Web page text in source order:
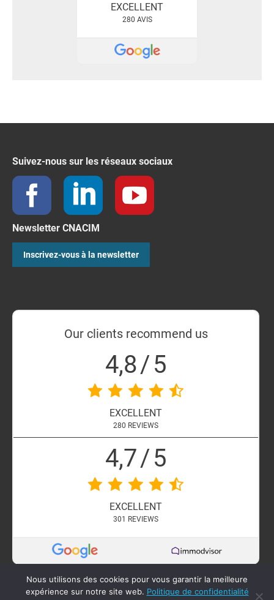
EXCELLENT
280 AVIS
Suivez-nous sur les réseaux sociaux
Newsletter CNACIM
Inscrivez-vous à la newsletter
Our clients recommend us
4,8/5
EXCELLENT
280 REVIEWS
4,7/5
EXCELLENT
301 REVIEWS
Nous utilisons des cookies pour vous garantir la meilleure
expérience sur notre site web. Politique de confidentialité